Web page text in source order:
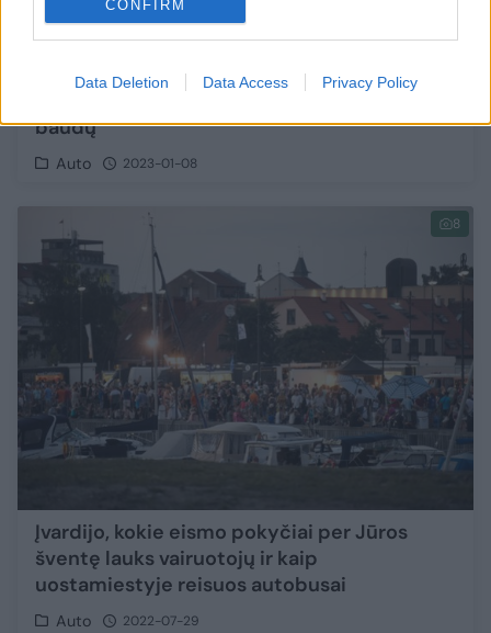
CONFIRM
Data Deletion Data Access Privacy Policy
Vairuotojai į uostamiesčio biudžetą pernai
baudų
Auto 2023-01-08
8
Įvardijo, kokie eismo pokyčiai per Jūros
šventę lauks vairuotojų ir kaip
uostamiestyje reisuos autobusai
Auto 2022-07-29